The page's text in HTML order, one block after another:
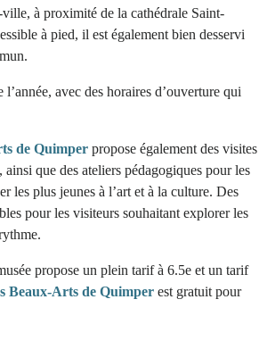
à proximité de la cathédrale Saint-
à pied, il est également bien desservi
avec des horaires d’ouverture qui
de Quimper propose également des visites
ainsi que des ateliers pédagogiques pour les
les plus jeunes à l’art et à la culture. Des
pour les visiteurs souhaitant explorer les
propose un plein tarif à 6.5e et un tarif
Beaux-Arts de Quimper est gratuit pour